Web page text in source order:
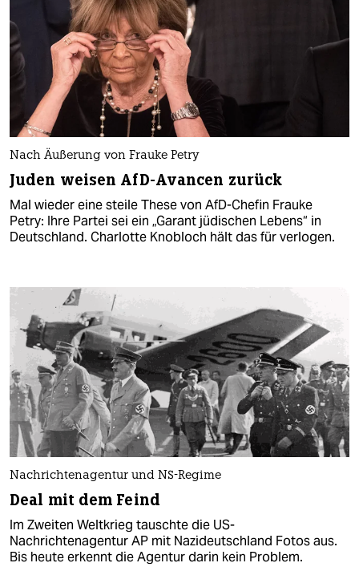
Nach Äußerung von Frauke Petry
Juden weisen AfD-Avancen zurück
Mal wieder eine steile These von AfD-Chefin Frauke
Petry: Ihre Partei sei ein „Garant jüdischen Lebens“ in
Deutschland. Charlotte Knobloch hält das für verlogen.
Nachrichtenagentur und NS-Regime
Deal mit dem Feind
Im Zweiten Weltkrieg tauschte die US-
Nachrichtenagentur AP mit Nazi­deutschland Fotos aus.
Bis heute erkennt die Agentur darin kein Problem.